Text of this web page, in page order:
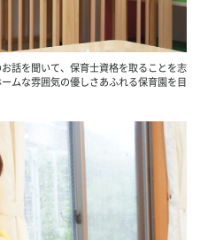
話を聞いて、保育士資格を取ることを志
ムな雰囲気の優しさあふれる保育園を目